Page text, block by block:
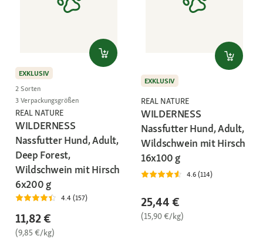
EXKLUSIV
2 Sorten
3 Verpackungsgrößen
REAL NATURE
WILDERNESS
Nassfutter Hund, Adult,
Deep Forest,
Wildschwein mit Hirsch
6x200 g
4.4 (157)
11,82 €
(9,85 €/kg)
EXKLUSIV
REAL NATURE
WILDERNESS
Nassfutter Hund, Adult,
Wildschwein mit Hirsch
16x100 g
4.6 (114)
25,44 €
(15,90 €/kg)